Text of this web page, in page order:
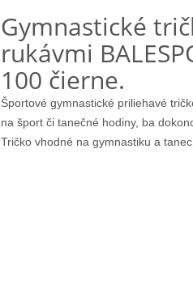
Gymnastické
rukávmi
100 čierne.
Športové gymnastické priliehavé
na šport či tanečné hodiny, ba
Tričko vhodné na gymnastiku a tanec.